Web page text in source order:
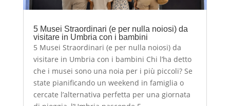
5 Musei Straordinari (e per nulla noiosi) da
visitare in Umbria con i bambini
5 Musei Straordinari (e per nulla noiosi) da
visitare in Umbria con i bambini Chi l’ha detto
che i musei sono una noia per i più piccoli? Se
state pianificando un weekend in famiglia o
cercate l’alternativa perfetta per una giornata